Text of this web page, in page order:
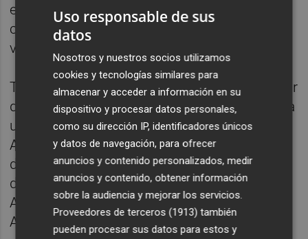
emplearon un tratamiento con anticuerpos
contra la FSH para bloquearla e inactivar la
vía C/EBPB/AEP.
También eliminaron la expresión del receptor
de FSH (FSHR) en las neuronas para abolir la
unión de la FSH a la FSHR en el hipocampo.
Ambos métodos aliviaron la patología y la
disfunción cognitiva. Además, la supresión
de C/EBPB en el modelo de ratones del
Alzheimer disminuyó las patologías del
Alzheimer.
Uso responsable de sus
datos
Nosotros y nuestros socios utilizamos
cookies y tecnologías similares para
almacenar y acceder a información en su
dispositivo y procesar datos personales,
como su dirección IP, identificadores únicos
y datos de navegación, para ofrecer
anuncios y contenido personalizados, medir
anuncios y contenido, obtener información
sobre la audiencia y mejorar los servicios.
Proveedores de terceros (1913) también
pueden procesar sus datos para estos y